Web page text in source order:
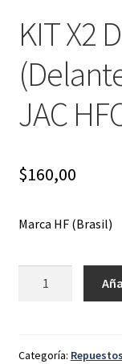
KIT X2
JAC
$160,00
Marca HF (Brasil)
Frenos
Categoría: Repuestos